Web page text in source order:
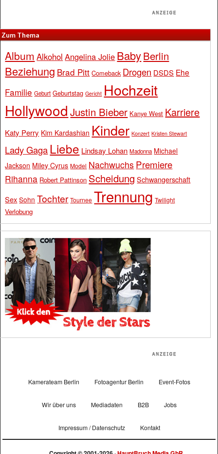
Zum Thema
Album Alkohol Angelina Jolie BabyBerlin
Beziehung Brad Pitt Comeback Drogen DSDS Ehe
Familie Geburt Geburtstag Gericht Hochzeit
Hollywood Justin Bieber Kanye West Karriere
Katy Perry Kim Kardashian Kinder Konzert Kristen Stewart
Lady Gaga Liebe Lindsay Lohan Madonna Michael
Jackson Miley Cyrus Model Nachwuchs Premiere
Rihanna Robert Pattinson Scheidung Schwangerschaft
Sex Sohn Tochter Tournee Trennung Twilight
Verlobung
Kamerateam Berlin Fotoagentur Berlin Event-Fotos
Wir über uns Mediadaten B2B Jobs
Impressum / Datenschutz Kontakt